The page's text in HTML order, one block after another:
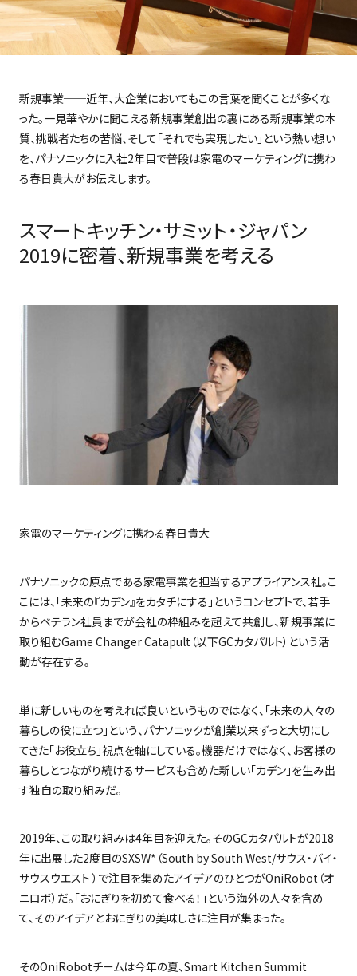
新規事業──近年、大企業においてもこの言葉を聞くことが多くな
った。一見華やかに聞こえる新規事業創出の裏にある新規事業の本
質、挑戦者たちの苦悩、そして「それでも実現したい」という熱い想い
を、パナソニックに入社2年目で普段は家電のマーケティングに携わ
る春日貴大がお伝えします。
スマートキッチン・サミット・ジャパン
2019に密着、新規事業を考える
家電のマーケティングに携わる春日貴大
パナソニックの原点である家電事業を担当するアプライアンス社。こ
こには、「未来の『カデン』をカタチにする」というコンセプトで、若手
からベテラン社員までが会社の枠組みを超えて共創し、新規事業に
取り組むGame Changer Catapult （以下GCカタパルト）という活
動が存在する。
単に新しいものを考えれば良いというものではなく、「未来の人々の
暮らしの役に立つ」という、パナソニックが創業以来ずっと大切にし
てきた「お役立ち」視点を軸にしている。機器だけではなく、お客様の
暮らしとつながり続けるサービスも含めた新しい「カデン」を生み出
す独自の取り組みだ。
2019年、この取り組みは4年目を迎えた。そのGCカタパルトが2018
年に出展した2度目のSXSW* （South by South West/サウス・バイ・
サウスウエスト ）で注目を集めたアイデアのひとつがOniRobot （オ
ニロボ）だ。「おにぎりを初めて食べる！」という海外の人々を含め
て、そのアイデアとおにぎりの美味しさに注目が集まった。
そのOniRobotチームは今年の夏、Smart Kitchen Summit